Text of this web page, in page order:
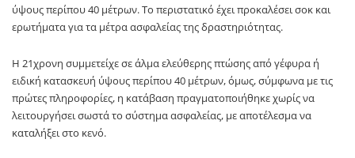
ύψους περίπου 40 μέτρων. Το περιστατικό έχει προκαλέσει σοκ και
ερωτήματα για τα μέτρα ασφαλείας της δραστηριότητας.
Η 21χρονη συμμετείχε σε άλμα ελεύθερης πτώσης από γέφυρα ή
ειδική κατασκευή ύψους περίπου 40 μέτρων, όμως, σύμφωνα με τις
πρώτες πληροφορίες, η κατάβαση πραγματοποιήθηκε χωρίς να
λειτουργήσει σωστά το σύστημα ασφαλείας, με αποτέλεσμα να
καταλήξει στο κενό.